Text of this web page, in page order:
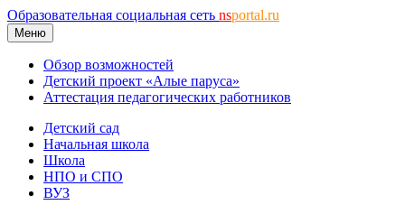
Образовательная социальная сеть nsportal.ru
Меню
Обзор возможностей
Детский проект «Алые паруса»
Аттестация педагогических работников
Детский сад
Начальная школа
Школа
НПО и СПО
ВУЗ